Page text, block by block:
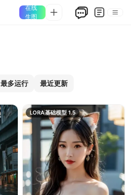
在线
生图
最多运行 最近更新
LORA基础模型 1.5